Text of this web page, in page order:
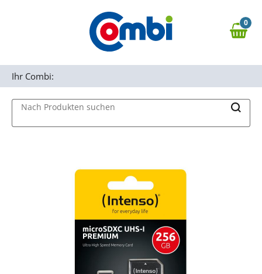
Zur Navigation springen
0,00 €
0
Nach Produkten suchen
Ihr Combi: